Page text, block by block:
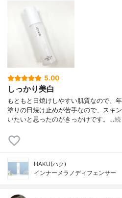
5.00
しっかり美白
もともと日焼けしやすい肌質なので、
塗りの日焼け止めが苦手なので、スキ
いたいと思ったのがきっかけです。…
HAKU(ハク)
インナーメラノディフェンサー